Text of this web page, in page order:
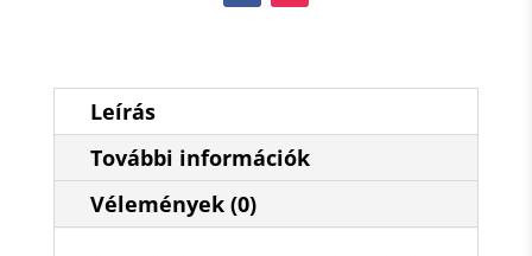
Leírás
További információk
Vélemények (0)